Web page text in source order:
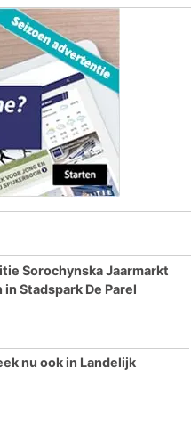
Sorochynska Jaarmarkt
in Stadspark De Parel
nu ook in Landelijk